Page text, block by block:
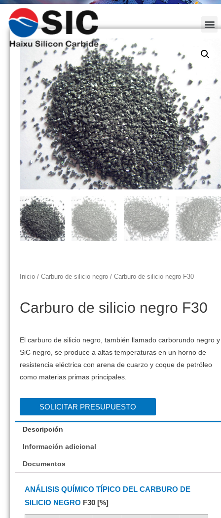
Inicio / Carburo de silicio negro / Carburo de silicio negro F30
Carburo de silicio negro F30
El carburo de silicio negro, también llamado carborundo negro y
SiC negro, se produce a altas temperaturas en un horno de
resistencia eléctrica con arena de cuarzo y coque de petróleo
como materias primas principales.
SOLICITAR PRESUPUESTO
Descripción
Información adicional
Documentos
ANÁLISIS QUÍMICO TÍPICO DEL CARBURO DE
SILICIO NEGRO F30 [%]